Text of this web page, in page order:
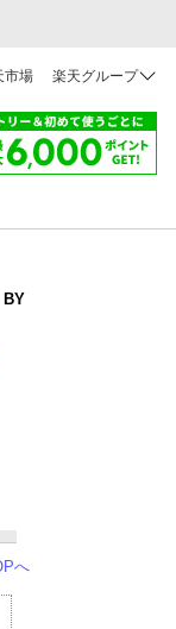
市場 楽天グループ
BY
へ